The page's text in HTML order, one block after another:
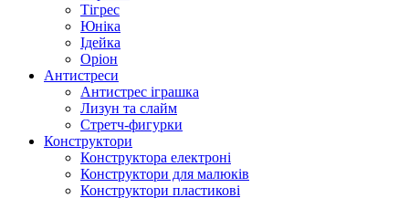
Тігрес
Юніка
Ідейка
Оріон
Антистреси
Антистрес іграшка
Лизун та слайм
Стретч-фигурки
Конструктори
Конструктора електроні
Конструктори для малюків
Конструктори пластикові